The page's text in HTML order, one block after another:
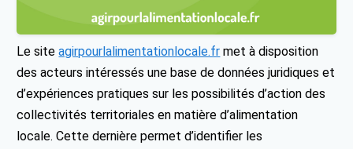
Le siteagirpourlalimentationlocale.fr met à disposition
des acteurs intéressés une base de données juridiques et
d’expériences pratiques sur les possibilités d’action des
collectivités territoriales en matière d’alimentation
locale. Cette dernière permet d’identifier les